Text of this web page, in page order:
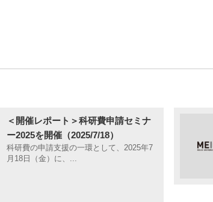
＜開催レポート＞科研費申請セミナ
ー2025を開催（2025/7/18）
科研費の申請支援の一環として、2025年7
月18日（金）に、...